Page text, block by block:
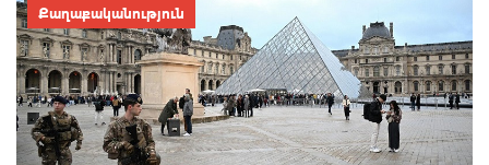
Քաղաքականություն